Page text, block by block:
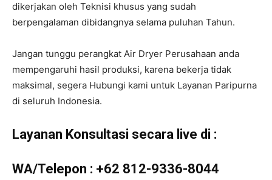
dikerjakan oleh Teknisi khusus yang sudah
berpengalaman dibidangnya selama puluhan Tahun.
Jangan tunggu perangkat Air Dryer Perusahaan anda
mempengaruhi hasil produksi, karena bekerja tidak
maksimal, segera Hubungi kami untuk Layanan Paripurna
di seluruh Indonesia.
Layanan Konsultasi secara live di :
WA/Telepon : +62 812-9336-8044